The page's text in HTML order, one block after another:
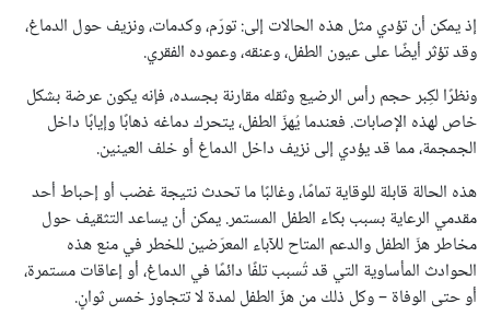
إذ يمكن أن تؤدي مثل هذه الحالات إلى: تورّم، وكدمات، ونزيف حول الدماغ،
وقد تؤثر أيضًا على عيون الطفل، وعنقه، وعموده الفقري.
ونظرًا لكِبر حجم رأس الرضيع وثقله مقارنة بجسده، فإنه يكون عرضة بشكل
خاص لهذه الإصابات. فعندما يُهزّ الطفل، يتحرك دماغه ذهابًا وإيابًا داخل
الجمجمة، مما قد يؤدي إلى نزيف داخل الدماغ أو خلف العينين.
هذه الحالة قابلة للوقاية تمامًا، وغالبًا ما تحدث نتيجة غضب أو إحباط أحد
مقدمي الرعاية بسبب بكاء الطفل المستمر. يمكن أن يساعد التثقيف حول
مخاطر هزّ الطفل والدعم المتاح للآباء المعرّضين للخطر في منع هذه
الحوادث المأساوية التي قد تُسبب تلفًا دائمًا في الدماغ، أو إعاقات مستمرة،
أو حتى الوفاة – وكل ذلك من هزّ الطفل لمدة لا تتجاوز خمس ثوانٍ.